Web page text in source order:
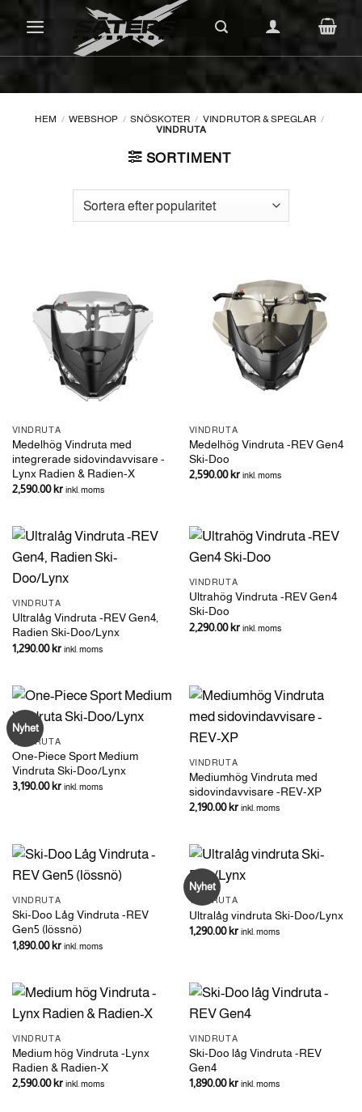
HEM / WEBSHOP / SNÖSKOTER / VINDRUTOR & SPEGLAR /
VINDRUTA
SORTIMENT
VINDRUTA
Medelhög Vindruta med
integrerade sidovindavvisare -
Lynx Radien & Radien-X
2,590.00kr inkl. moms
VINDRUTA
Medelhög Vindruta -REV Gen4
Ski-Doo
2,590.00kr inkl. moms
VINDRUTA
Ultralåg Vindruta -REV Gen4,
Radien Ski-Doo/Lynx
1,290.00kr inkl. moms
VINDRUTA
Ultrahög Vindruta -REV Gen4
Ski-Doo
2,290.00kr inkl. moms
Nyhet
VINDRUTA
One-Piece Sport Medium
Vindruta Ski-Doo/Lynx
3,190.00kr inkl. moms
VINDRUTA
Mediumhög Vindruta med
sidovindavvisare -REV-XP
2,190.00kr inkl. moms
VINDRUTA
Ski-Doo Låg Vindruta -REV
Gen5 (lössnö)
1,890.00kr inkl. moms
Nyhet
VINDRUTA
Ultralåg vindruta Ski-Doo/Lynx
1,290.00kr inkl. moms
VINDRUTA
Medium hög Vindruta -Lynx
Radien & Radien-X
2,590.00kr inkl. moms
VINDRUTA
Ski-Doo låg Vindruta -REV
Gen4
1,890.00kr inkl. moms